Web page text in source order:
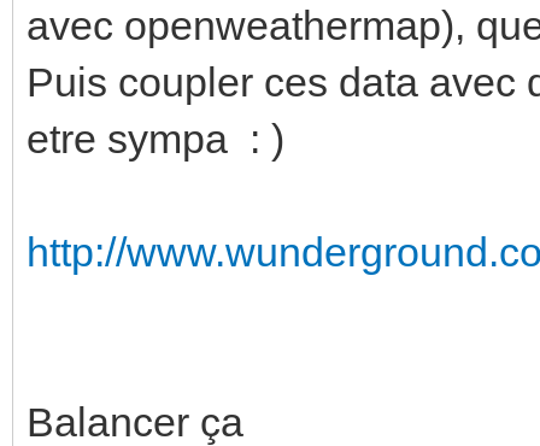
avec openweathermap),
Puis coupler ces data avec
etre sympa : )
http://
Balancer ça